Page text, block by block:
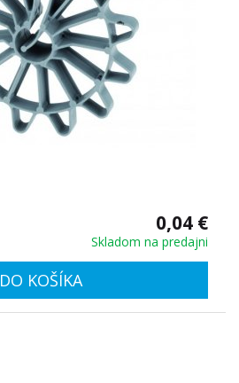
0,04 €
Skladom na predajni
DO KOŠÍKA